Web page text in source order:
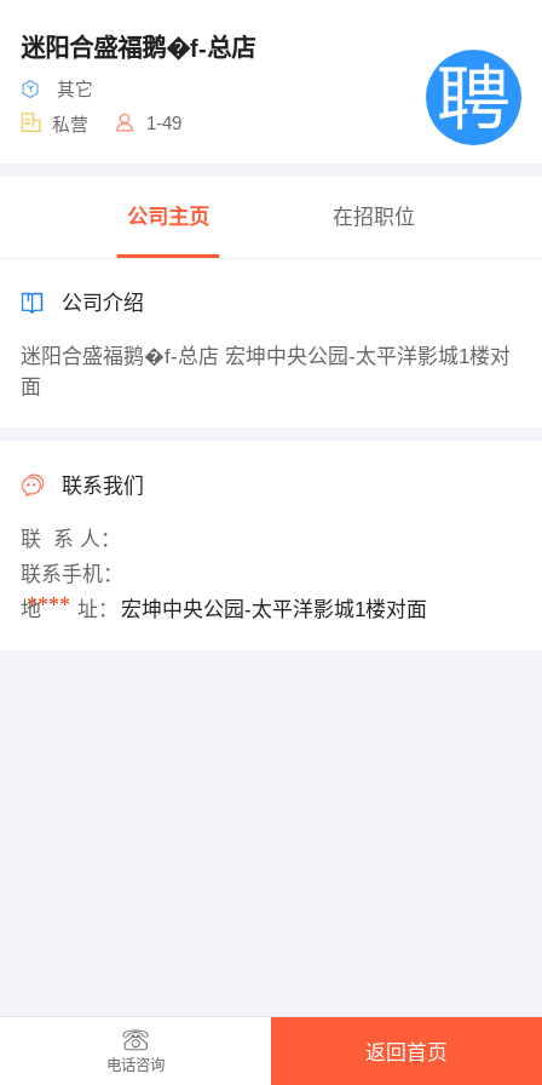
迷阳合盛福鹅�f-总店
其它
私营
1-49
公司主页 在招职位
公司介绍
迷阳合盛福鹅�f-总店 宏坤中央公园-太平洋影城1楼对
面
联系我们
联 系 人：
联系手机：
****
地 址： 宏坤中央公园-太平洋影城1楼对面
电话咨询
返回首页